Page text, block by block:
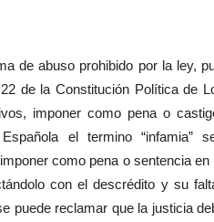
abuso prohibido por la ley,
de la Constitución Política de
imponer como pena o
el termino “infamia”
como pena o sentencia en
con el descrédito y su
puede reclamar que la justicia